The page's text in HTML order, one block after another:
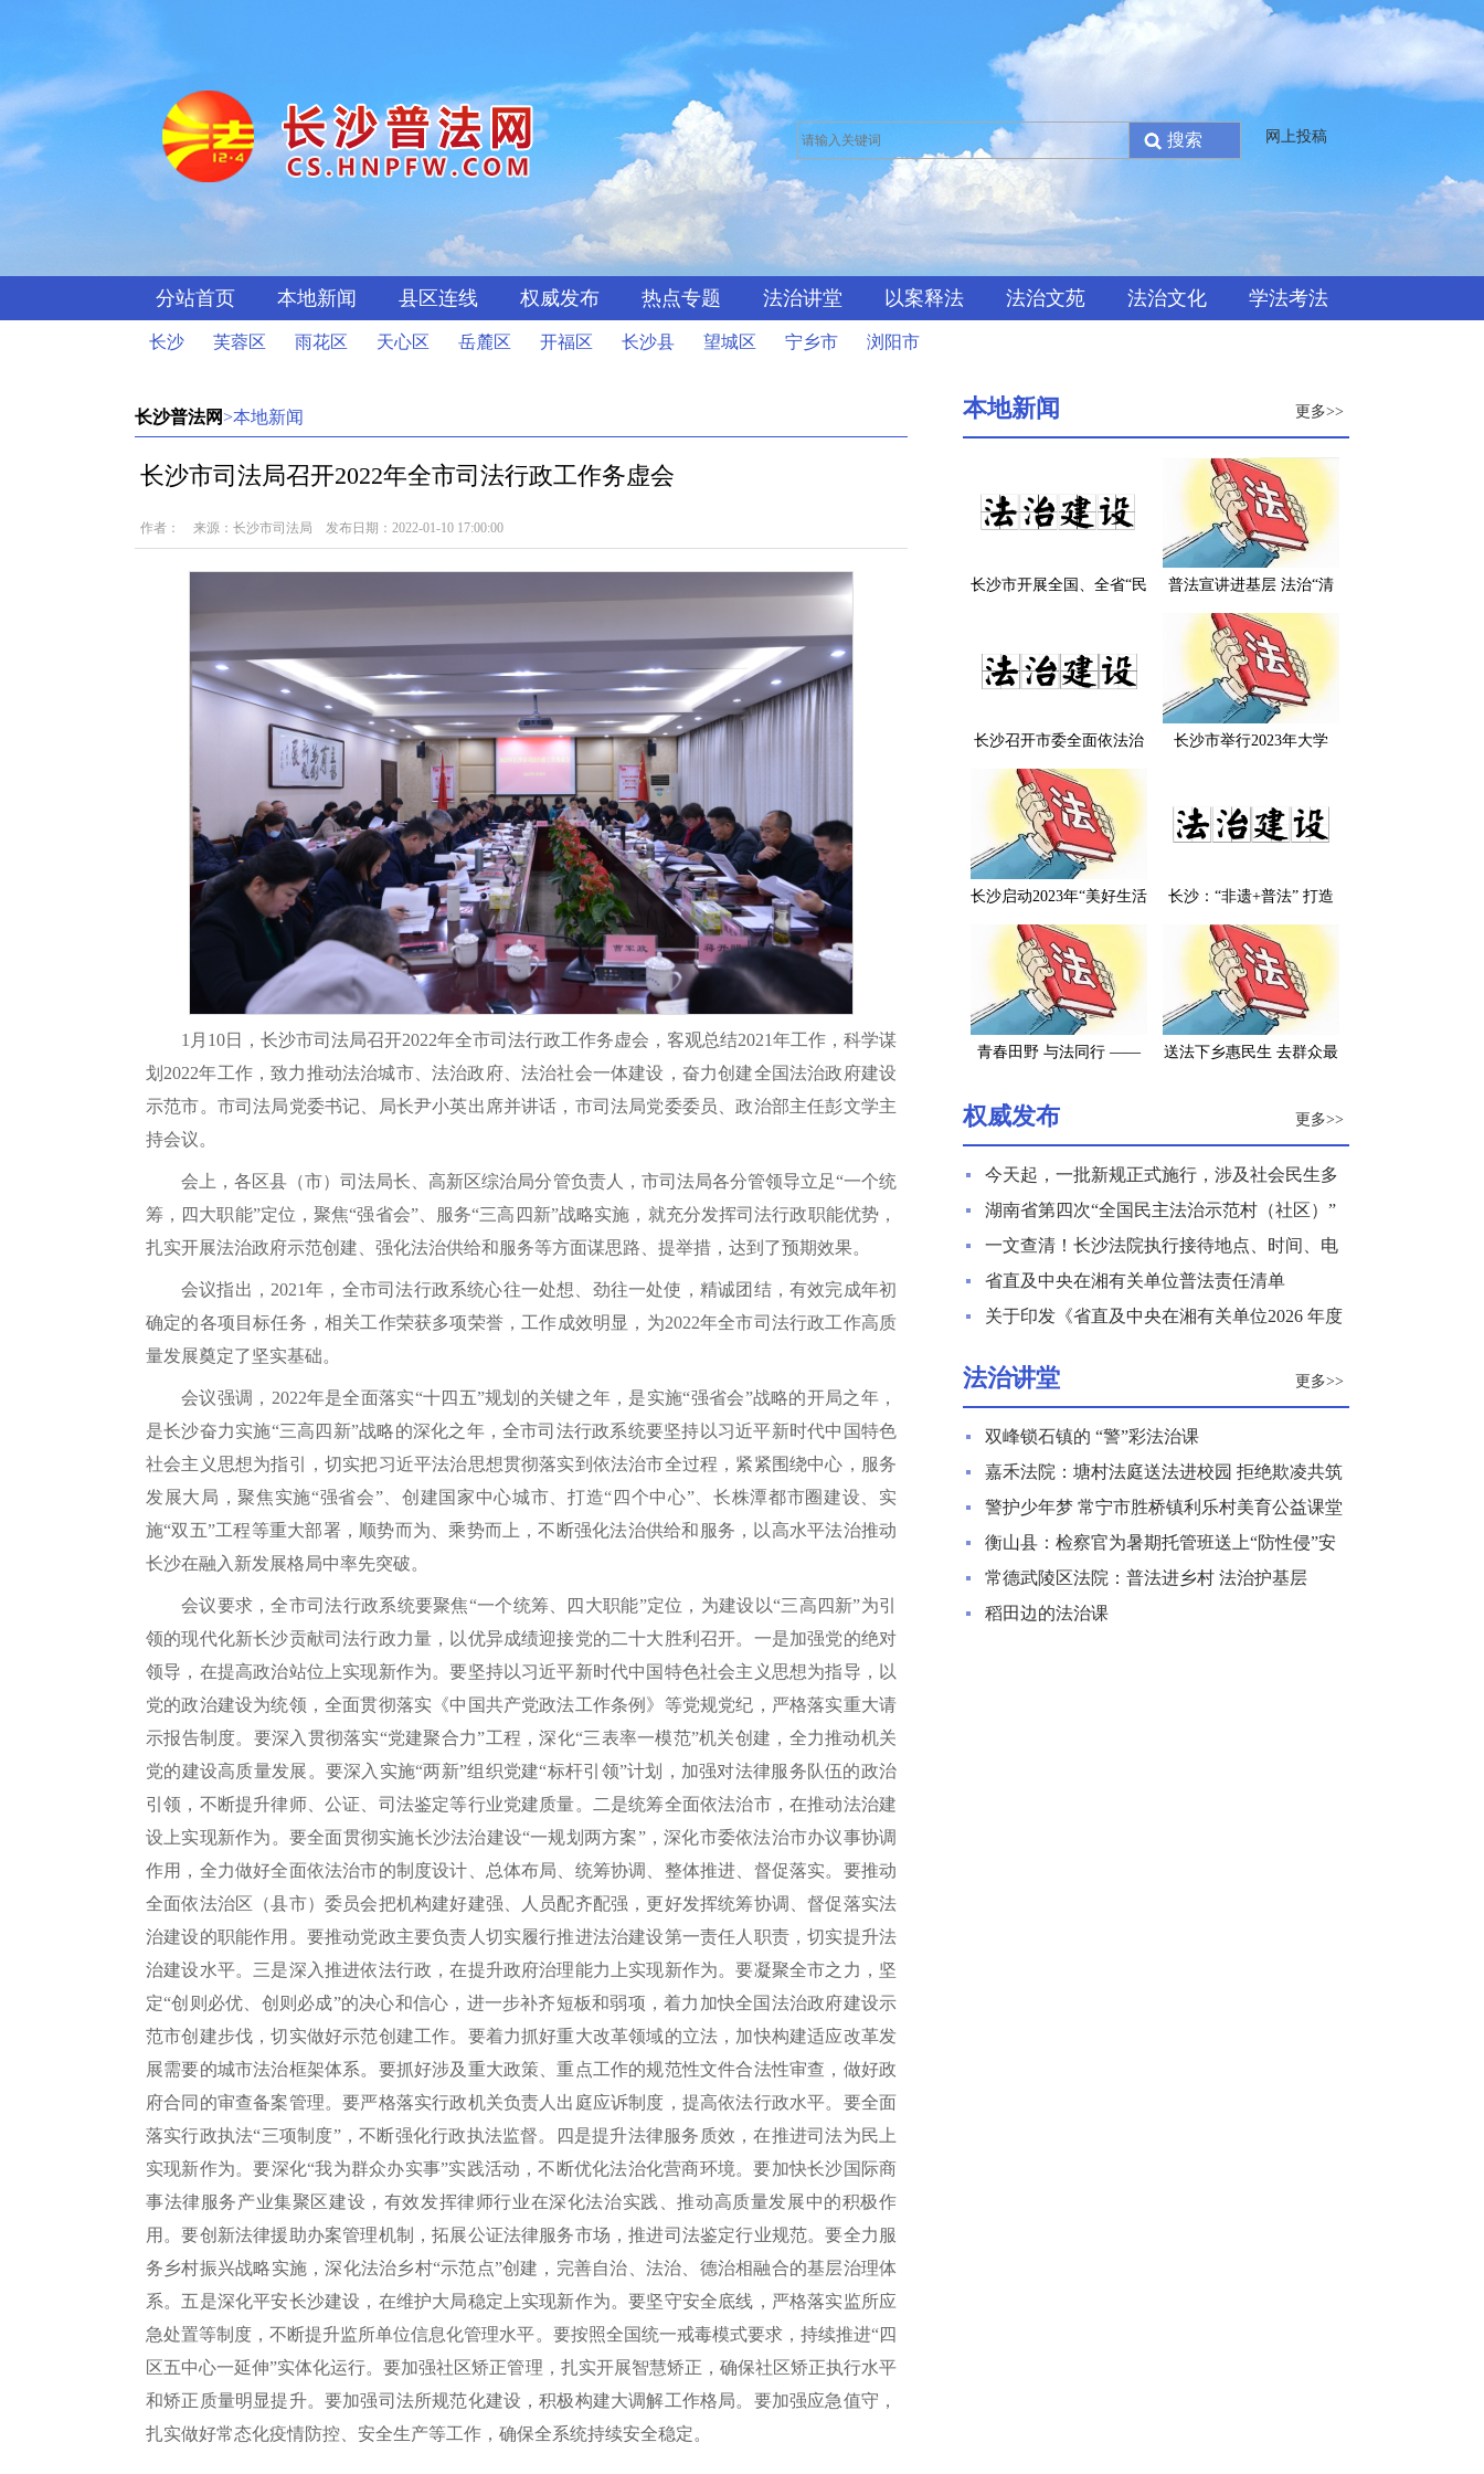
网上投稿
分站首页 本地新闻 县区连线 权威发布 热点专题 法治讲堂 以案释法 法治文苑 法治文化 学法考法
长沙 芙蓉区 雨花区 天心区 岳麓区 开福区 长沙县 望城区 宁乡市 浏阳市
长沙普法网>本地新闻
长沙市司法局召开2022年全市司法行政工作务虚会
作者： 来源：长沙市司法局 发布日期：2022-01-10 17:00:00
1月10日，长沙市司法局召开2022年全市司法行政工作务虚会，客观总结2021年工作，科学谋
划2022年工作，致力推动法治城市、法治政府、法治社会一体建设，奋力创建全国法治政府建设
示范市。市司法局党委书记、局长尹小英出席并讲话，市司法局党委委员、政治部主任彭文学主
持会议。
会上，各区县（市）司法局长、高新区综治局分管负责人，市司法局各分管领导立足“一个统
筹，四大职能”定位，聚焦“强省会”、服务“三高四新”战略实施，就充分发挥司法行政职能优势，
扎实开展法治政府示范创建、强化法治供给和服务等方面谋思路、提举措，达到了预期效果。
会议指出，2021年，全市司法行政系统心往一处想、劲往一处使，精诚团结，有效完成年初
确定的各项目标任务，相关工作荣获多项荣誉，工作成效明显，为2022年全市司法行政工作高质
量发展奠定了坚实基础。
会议强调，2022年是全面落实“十四五”规划的关键之年，是实施“强省会”战略的开局之年，
是长沙奋力实施“三高四新”战略的深化之年，全市司法行政系统要坚持以习近平新时代中国特色
社会主义思想为指引，切实把习近平法治思想贯彻落实到依法治市全过程，紧紧围绕中心，服务
发展大局，聚焦实施“强省会”、创建国家中心城市、打造“四个中心”、长株潭都市圈建设、实
施“双五”工程等重大部署，顺势而为、乘势而上，不断强化法治供给和服务，以高水平法治推动
长沙在融入新发展格局中率先突破。
会议要求，全市司法行政系统要聚焦“一个统筹、四大职能”定位，为建设以“三高四新”为引
领的现代化新长沙贡献司法行政力量，以优异成绩迎接党的二十大胜利召开。一是加强党的绝对
领导，在提高政治站位上实现新作为。要坚持以习近平新时代中国特色社会主义思想为指导，以
党的政治建设为统领，全面贯彻落实《中国共产党政法工作条例》等党规党纪，严格落实重大请
示报告制度。要深入贯彻落实“党建聚合力”工程，深化“三表率一模范”机关创建，全力推动机关
党的建设高质量发展。要深入实施“两新”组织党建“标杆引领”计划，加强对法律服务队伍的政治
引领，不断提升律师、公证、司法鉴定等行业党建质量。二是统筹全面依法治市，在推动法治建
设上实现新作为。要全面贯彻实施长沙法治建设“一规划两方案”，深化市委依法治市办议事协调
作用，全力做好全面依法治市的制度设计、总体布局、统筹协调、整体推进、督促落实。要推动
全面依法治区（县市）委员会把机构建好建强、人员配齐配强，更好发挥统筹协调、督促落实法
治建设的职能作用。要推动党政主要负责人切实履行推进法治建设第一责任人职责，切实提升法
治建设水平。三是深入推进依法行政，在提升政府治理能力上实现新作为。要凝聚全市之力，坚
定“创则必优、创则必成”的决心和信心，进一步补齐短板和弱项，着力加快全国法治政府建设示
范市创建步伐，切实做好示范创建工作。要着力抓好重大改革领域的立法，加快构建适应改革发
展需要的城市法治框架体系。要抓好涉及重大政策、重点工作的规范性文件合法性审查，做好政
府合同的审查备案管理。要严格落实行政机关负责人出庭应诉制度，提高依法行政水平。要全面
落实行政执法“三项制度”，不断强化行政执法监督。四是提升法律服务质效，在推进司法为民上
实现新作为。要深化“我为群众办实事”实践活动，不断优化法治化营商环境。要加快长沙国际商
事法律服务产业集聚区建设，有效发挥律师行业在深化法治实践、推动高质量发展中的积极作
用。要创新法律援助办案管理机制，拓展公证法律服务市场，推进司法鉴定行业规范。要全力服
务乡村振兴战略实施，深化法治乡村“示范点”创建，完善自治、法治、德治相融合的基层治理体
系。五是深化平安长沙建设，在维护大局稳定上实现新作为。要坚守安全底线，严格落实监所应
急处置等制度，不断提升监所单位信息化管理水平。要按照全国统一戒毒模式要求，持续推进“四
区五中心一延伸”实体化运行。要加强社区矫正管理，扎实开展智慧矫正，确保社区矫正执行水平
和矫正质量明显提升。要加强司法所规范化建设，积极构建大调解工作格局。要加强应急值守，
扎实做好常态化疫情防控、安全生产等工作，确保全系统持续安全稳定。
本地新闻 更多>>
长沙市开展全国、全省“民
普法宣讲进基层 法治“清
风”引清凉 ——长沙市司
法局扎实推进“送法进基
层”法治宣讲活动
长沙召开市委全面依法治
市委员会守法普法协调小
组暨全市“八五”普法中期
评估验收调度会
长沙市举行2023年大学
长沙启动2023年“美好生活
·民法典相伴”主题宣传
暨“送法进基层”法治宣讲
活动
长沙：“非遗+普法” 打造
法治文化新品牌
青春田野 与法同行 ——
假“送法下乡”活动纪实
送法下乡惠民生 去群众最
权威发布 更多>>
今天起，一批新规正式施行，涉及社会民生多
个领域
湖南省第四次“全国民主法治示范村（社区）”
复核结果公示
一文查清！长沙法院执行接待地点、时间、电
话来了
省直及中央在湘有关单位普法责任清单
关于印发《省直及中央在湘有关单位2026 年度
法治讲堂 更多>>
双峰锁石镇的 “警”彩法治课
嘉禾法院：塘村法庭送法进校园 拒绝欺凌共筑
和谐校园
警护少年梦 常宁市胜桥镇利乐村美育公益课堂
再度开课
衡山县：检察官为暑期托管班送上“防性侵”安
全课
常德武陵区法院：普法进乡村 法治护基层
稻田边的法治课